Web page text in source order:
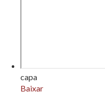
capa
Baixar